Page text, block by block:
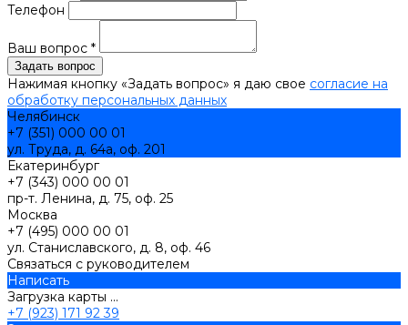
Телефон
Ваш вопрос *
Нажимая кнопку «Задать вопрос» я даю свое согласие на
обработку персональных данных
Челябинск
+7 (351) 000 00 01
ул. Труда, д. 64а, оф. 201
Екатеринбург
+7 (343) 000 00 01
пр-т. Ленина, д. 75, оф. 25
Москва
+7 (495) 000 00 01
ул. Станиславского, д. 8, оф. 46
Связаться с руководителем
Написать
Загрузка карты ...
+7 (923) 171 92 39